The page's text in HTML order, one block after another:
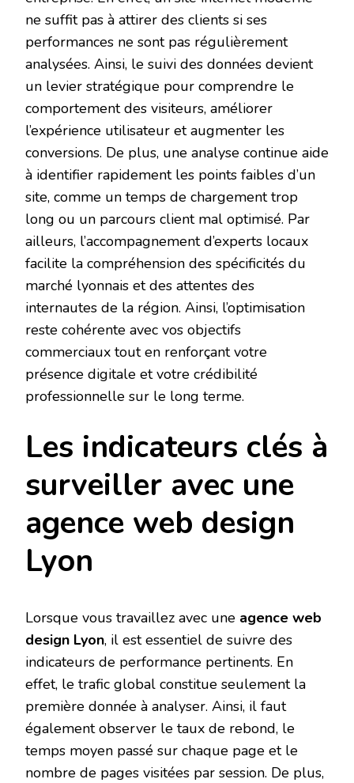
ne suffit pas à attirer des clients si ses
performances ne sont pas régulièrement
analysées. Ainsi, le suivi des données devient
un levier stratégique pour comprendre le
comportement des visiteurs, améliorer
l’expérience utilisateur et augmenter les
conversions. De plus, une analyse continue aide
à identifier rapidement les points faibles d’un
site, comme un temps de chargement trop
long ou un parcours client mal optimisé. Par
ailleurs, l’accompagnement d’experts locaux
facilite la compréhension des spécificités du
marché lyonnais et des attentes des
internautes de la région. Ainsi, l’optimisation
reste cohérente avec vos objectifs
commerciaux tout en renforçant votre
présence digitale et votre crédibilité
professionnelle sur le long terme.
Les indicateurs clés à
surveiller avec une
agence web design
Lyon
Lorsque vous travaillez avec une agence web
design Lyon, il est essentiel de suivre des
indicateurs de performance pertinents. En
effet, le trafic global constitue seulement la
première donnée à analyser. Ainsi, il faut
également observer le taux de rebond, le
temps moyen passé sur chaque page et le
nombre de pages visitées par session. De plus,